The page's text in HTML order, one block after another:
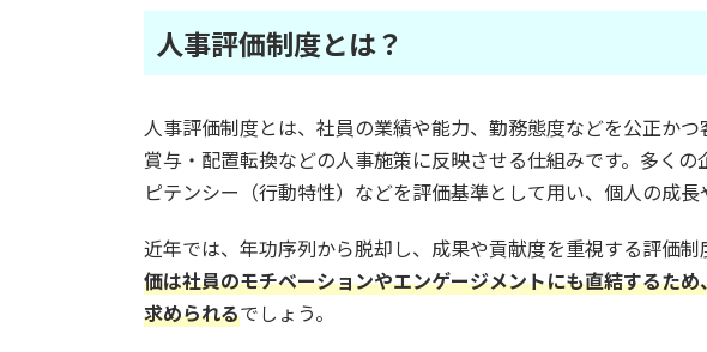
人事評価制度とは？
人事評価制度とは、社員の業績や能力、勤務態度などを公正か
賞与・配置転換などの人事施策に反映させる仕組みです。多く
ピテンシー（行動特性）などを評価基準として用い、個人の成長
近年では、年功序列から脱却し、成果や貢献度を重視する評価制
価は社員のモチベーションやエンゲージメントにも直結するた
求められるでしょう。